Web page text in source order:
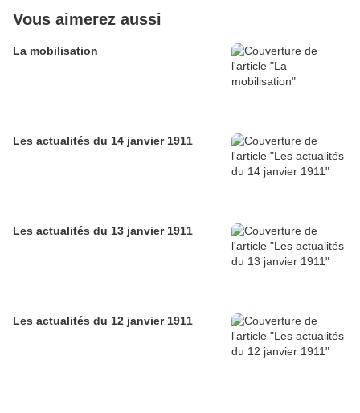
Vous aimerez aussi
La mobilisation
Les actualités du 14 janvier 1911
Les actualités du 13 janvier 1911
Les actualités du 12 janvier 1911